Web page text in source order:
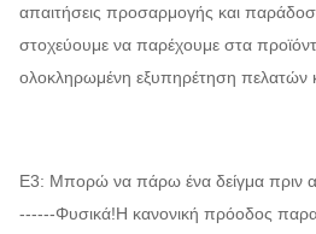
απαιτήσεις προσαρμογής και
στοχεύουμε να παρέχουμε στα
ολοκληρωμένη εξυπηρέτηση πελατών
Ε3: Μπορώ να πάρω ένα δείγμα πριν
------Φυσικά!Η κανονική πρόοδος